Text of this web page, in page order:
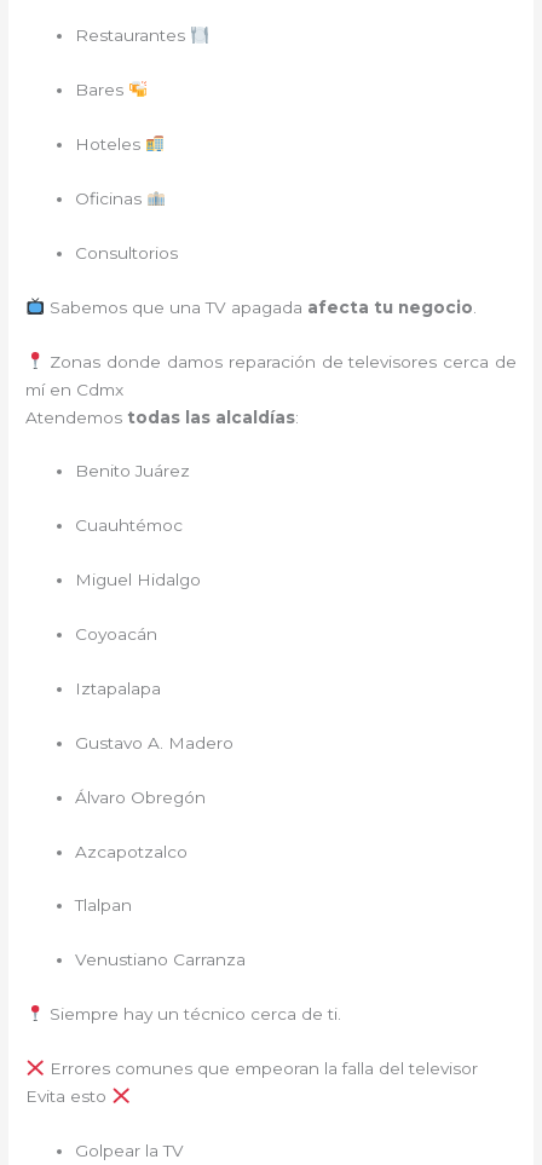
Restaurantes
Bares
Hoteles
Oficinas
Consultorios
Sabemos que una TV apagada afecta tu negocio
Zonas donde damos reparación de televisores cerca de
mí en Cdmx
Atendemos todas las alcaldías:
Benito Juárez
Cuauhtémoc
Miguel Hidalgo
Coyoacán
Iztapalapa
Gustavo A. Madero
Álvaro Obregón
Azcapotzalco
Tlalpan
Venustiano Carranza
Siempre hay un técnico cerca de ti.
Errores comunes que empeoran la falla del televisor
Evita esto
Golpear la TV